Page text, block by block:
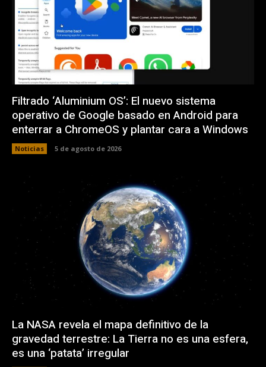
Filtrado ‘Aluminium OS’: El nuevo sistema
operativo de Google basado en Android para
enterrar a ChromeOS y plantar cara a Windows
Noticias 5 de agosto de 2026
La NASA revela el mapa definitivo de la
gravedad terrestre: La Tierra no es una esfera,
es una ‘patata’ irregular